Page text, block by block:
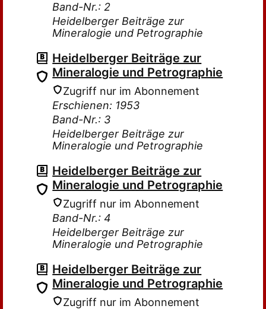
Band-Nr.: 2
Heidelberger Beiträge zur
Mineralogie und Petrographie
Heidelberger Beiträge zur
Mineralogie und Petrographie
Zugriff nur im Abonnement
Erschienen: 1953
Band-Nr.: 3
Heidelberger Beiträge zur
Mineralogie und Petrographie
Heidelberger Beiträge zur
Mineralogie und Petrographie
Zugriff nur im Abonnement
Band-Nr.: 4
Heidelberger Beiträge zur
Mineralogie und Petrographie
Heidelberger Beiträge zur
Mineralogie und Petrographie
Zugriff nur im Abonnement